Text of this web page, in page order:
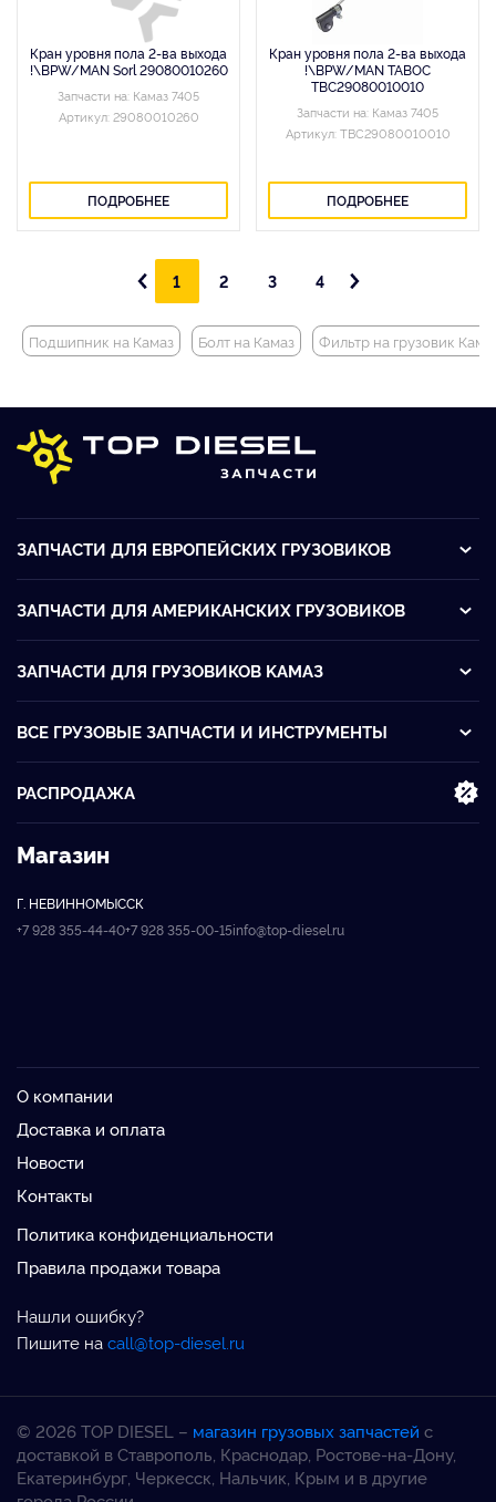
Кран уровня пола 2-ва выхода
!\BPW/MAN Sorl 29080010260
Запчасти на: Камаз 7405
Артикул: 29080010260
ПОДРОБНЕЕ
Кран уровня пола 2-ва выхода
!\BPW/MAN TABOC
TBC29080010010
Запчасти на: Камаз 7405
Артикул: TBC29080010010
ПОДРОБНЕЕ
1 2 3 4
Подшипник на Камаз Болт на Камаз Фильтр на грузовик
ЗАПЧАСТИ ДЛЯ ЕВРОПЕЙСКИХ ГРУЗОВИКОВ
ЗАПЧАСТИ ДЛЯ АМЕРИКАНСКИХ ГРУЗОВИКОВ
ЗАПЧАСТИ ДЛЯ ГРУЗОВИКОВ KАМАЗ
ВСЕ ГРУЗОВЫЕ ЗАПЧАСТИ И ИНСТРУМЕНТЫ
РАСПРОДАЖА
Магазин
Г. НЕВИННОМЫССК
+7 928 355-44-40+7 928 355-00-15info@top-diesel.ru
О компании
Доставка и оплата
Новости
Контакты
Политика конфиденциальности
Правила продажи товара
Нашли ошибку?
Пишите наcall@top-diesel.ru
© 2026 TOP DIESEL – магазин грузовых запчастей с
доставкой в Ставрополь, Краснодар, Ростове-на-Дону,
Екатеринбург, Черкесск, Нальчик, Крым и в другие